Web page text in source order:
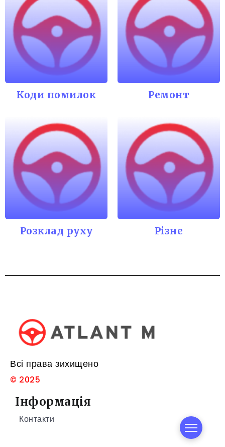
Коди помилок Ремонт
Розклад руху Різне
Всі права зихищено
© 2025
Інформація
Контакти